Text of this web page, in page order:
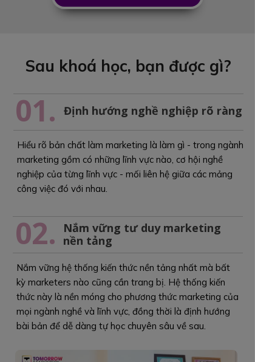
01. Định hướng nghề nghiệp rõ ràng
Hiểu rõ bản chất làm marketing là làm gì - trong ngành
marketing gồm có những lĩnh vực nào, cơ hội nghề
nghiệp của từng lĩnh vực - mối liên hệ giữa các mảng
công việc đó với nhau.
02.
Nắm vững tư duy marketing
nền tảng
Nắm vững hệ thống kiến thức nền tảng nhất mà bất
kỳ marketers nào cũng cần trang bị. Hệ thống kiến
thức này là nền móng cho phương thức marketing của
mọi ngành nghề và lĩnh vực, đồng thời là định hướng
bài bản để dễ dàng tự học chuyên sâu về sau.
Sau khoá học, bạn được gì?